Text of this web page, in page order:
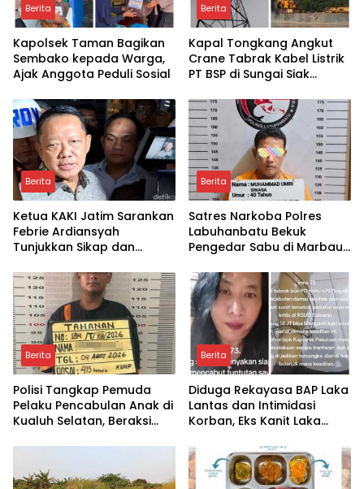
Berita
Kapolsek Taman Bagikan
Sembako kepada Warga,
Ajak Anggota Peduli Sosial
Berita
Kapal Tongkang Angkut
Crane Tabrak Kabel Listrik
PT BSP di Sungai Siak
Berita
Ketua KAKI Jatim Sarankan
Febrie Ardiansyah
Tunjukkan Sikap dan
Bukan Ajukan Praperadilan
Berita
Satres Narkoba Polres
Labuhanbatu Bekuk
Pengedar Sabu di Marbau,
Berita
Polisi Tangkap Pemuda
Pelaku Pencabulan Anak di
Kualuh Selatan, Beraksi
Berita
Diduga Rekayasa BAP Laka
Lantas dan Intimidasi
Korban, Eks Kanit Laka
Dilaporkan ke Propam
Polda Jatim